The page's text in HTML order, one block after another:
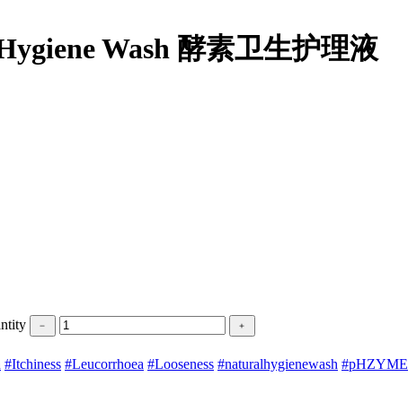
Wash 酵素卫生护理液
#Itchiness #Leucorrhoea #Looseness #naturalhygienewash #pHZYME